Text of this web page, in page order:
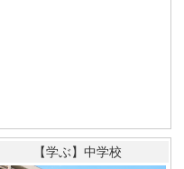
【学ぶ】中学校